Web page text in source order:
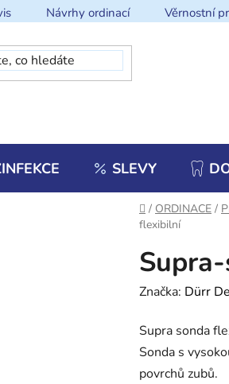
Návrhy ordinací Věrnostní
SLEVY
Domů
/ ORDINACE /
flexibilní
Značka: Dürr
Supra sonda
Sonda s
povrchů zubů.